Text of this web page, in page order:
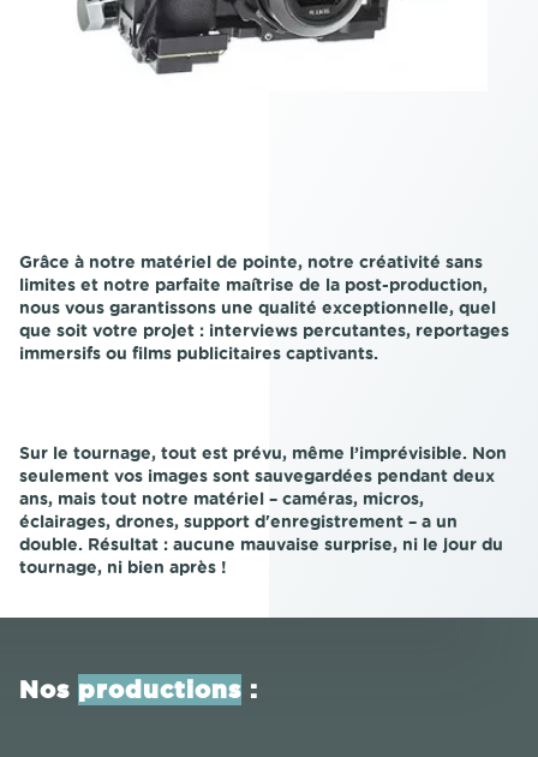
Grâce à notre matériel de pointe, notre créativité sans
limites et notre parfaite maîtrise de la post-production,
nous vous garantissons une qualité exceptionnelle, quel
que soit votre projet : interviews percutantes, reportages
immersifs ou films publicitaires captivants.
Sur le tournage, tout est prévu, même l’imprévisible. Non
seulement vos images sont sauvegardées pendant deux
ans, mais tout notre matériel – caméras, micros,
éclairages, drones, support d'enregistrement – a un
double. Résultat : aucune mauvaise surprise, ni le jour du
tournage, ni bien après !
Nos productions :